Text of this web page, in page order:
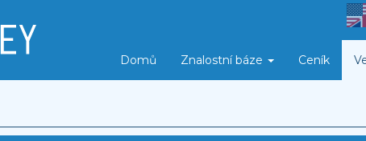
Domů Znalostní báze Ceník